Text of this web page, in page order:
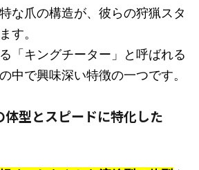
な爪の構造が、彼らの狩猟スタ
す。
「キングチーター」と呼ばれる
中で興味深い特徴の一つです。
型とスピードに特化した